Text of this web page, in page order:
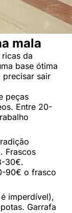
mala
da
base ótima
precisar sair
peças
Entre 20-
Frascos
30€.
90€ o frasco
imperdível),
Garrafa